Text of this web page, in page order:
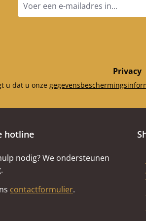
(305 x 375 x 25
mailadres
Privacy
u dat u onze
hotline
nodig? We ondersteunen
contactformulier.